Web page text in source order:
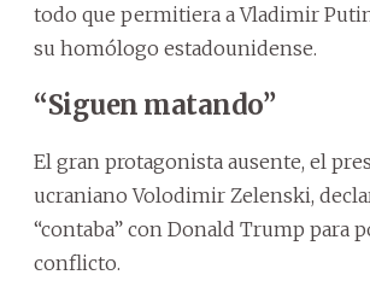
todo que permitiera a Vladimir
su homólogo estadounidense.
“Siguen matando”
El gran protagonista ausente, el
ucraniano Volodimir Zelenski,
“contaba” con Donald Trump para
conflicto.